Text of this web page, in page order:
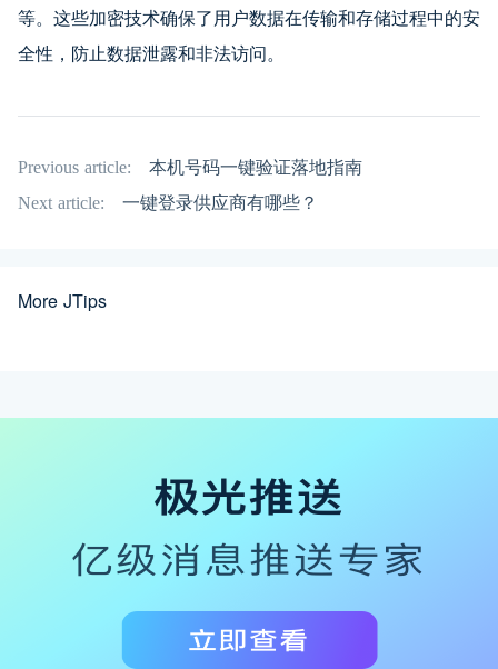
等。这些加密技术确保了用户数据在传输和存储过程中的安
全性，防止数据泄露和非法访问。
Previous article:
本机号码一键验证落地指南
Next article:
一键登录供应商有哪些？
More JTips